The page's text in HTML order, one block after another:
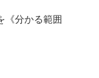
《分かる範囲